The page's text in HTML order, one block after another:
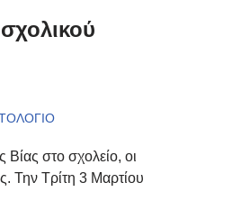
στο σχολείο, οι
Την Τρίτη 3 Μαρτίου